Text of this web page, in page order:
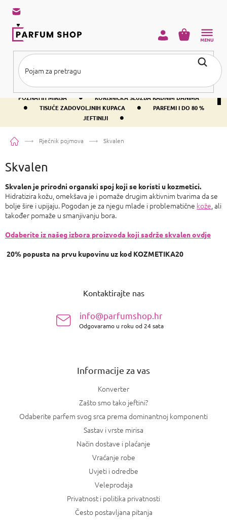
sadržaj
BESPLATNA DOSTAVA IZNAD PRIBLIŽNO 37 € •
400+ SVJETSKI
POZNATIH MIRISA
• KORISNIČKA SLUŽBA RADNIM DANIMA
• TISUĆE ZADOVOLJNIH KUPACA •
PARFEMI I DO 80 %
JEFTINIJI
•
KOŠARICA
PočetnaRječnik pojmova Skvalen
Skvalen
Skvalen je prirodni organski spoj koji se koristi u kozmetici.
Hidratizira kožu, omekšava je i pomaže drugim aktivnim tvarima da se
bolje šire i upijaju. Pogodan je za njegu mlade i problematične kože, ali
također pomaže u smanjivanju bora.
Odaberite iz našeg izbora proizvoda koji sadrže skvalen ovdje
20% popusta na prvu kupovinu uz kod KOZMETIKA20
Kontaktirajte nas
info@parfumshop.hr
Odgovaramo u roku od 24 sata
Informacije za vas
Konverter
Zašto smo tako jeftini?
Odaberite parfem svog srca prema dominantnoj komponenti
Sastav i vrste mirisa
Način dostave i plaćanje
Vraćanje robe
Uvjeti i odredbe
Veleprodaja
Privatnost i politika privatnosti
Često postavljana pitanja